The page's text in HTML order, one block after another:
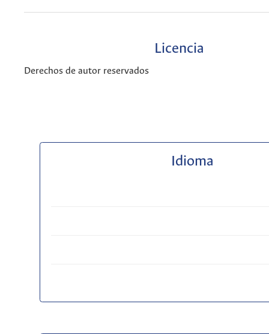
Licencia
Derechos de autor reservados
Idioma